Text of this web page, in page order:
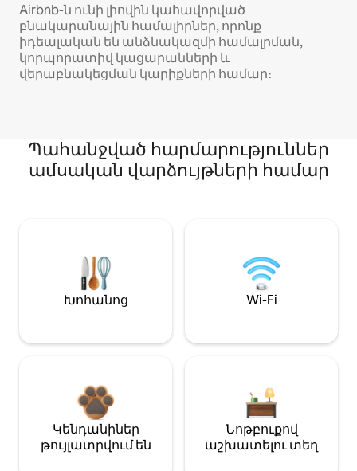
Airbnb-ն ունի լիովին կահավորված
բնակարանային համալիրներ, որոնք
իդեալական են անձնակազմի համալրման,
կորպորատիվ կացարանների և
վերաբնակեցման կարիքների համար։
Պահանջված հարմարություններ
ամսական վարձույթների համար
Խոհանոց Wi-Fi
Կենդանիներ
թույլատրվում են
Նոթբուքով
աշխատելու տեղ